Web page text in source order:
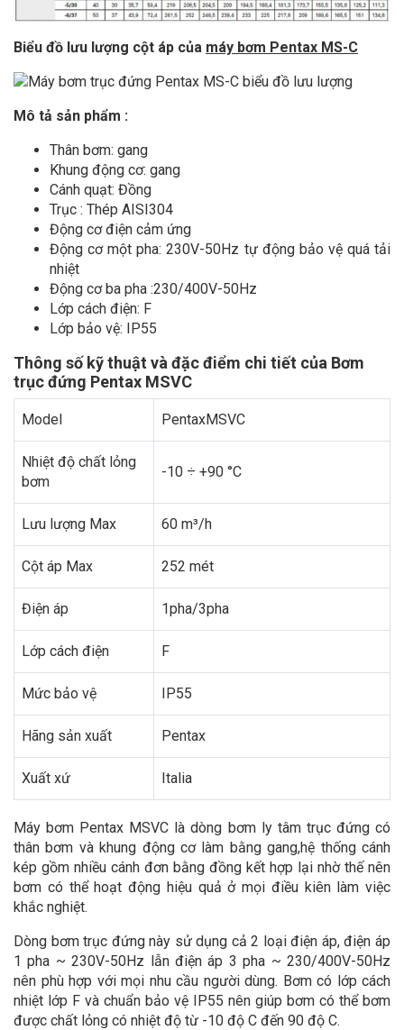
Biểu đồ lưu lượng cột áp của máy bơm Pentax MS-C
Mô tả sản phẩm :
Thân bơm: gang
Khung động cơ: gang
Cánh quạt: Đồng
Trục : Thép AISI304
Động cơ điện cảm ứng
Động cơ một pha: 230V-50Hz tự động bảo vệ quá tải
nhiệt
Động cơ ba pha :230/400V-50Hz
Lớp cách điện: F
Lớp bảo vệ: IP55
Thông số kỹ thuật và đặc điểm chi tiết của Bơm
trục đứng Pentax MSVC
Model PentaxMSVC
Nhiệt độ chất lỏng
bơm
-10 ÷ +90 °C
Lưu lượng Max 60 m³/h
Cột áp Max 252 mét
Điện áp 1pha/3pha
Lớp cách điện F
Mức bảo vệ IP55
Hãng sản xuất Pentax
Xuất xứ Italia
Máy bơm Pentax MSVC là dòng bơm ly tâm trục đứng có
thân bơm và khung động cơ làm bằng gang,hệ thống cánh
kép gồm nhiều cánh đơn bằng đồng kết hợp lại nhờ thế nên
bơm có thể hoạt động hiệu quả ở mọi điều kiên làm việc
khắc nghiệt.
Dòng bơm trục đứng này sử dụng cả 2 loại điện áp, điện áp
1 pha ~ 230V-50Hz lẫn điện áp 3 pha ~ 230/400V-50Hz
nên phù hợp với mọi nhu cầu người dùng. Bơm có lớp cách
nhiệt lớp F và chuẩn bảo vệ IP55 nên giúp bơm có thể bơm
được chất lỏng có nhiệt độ từ -10 độ C đến 90 độ C.